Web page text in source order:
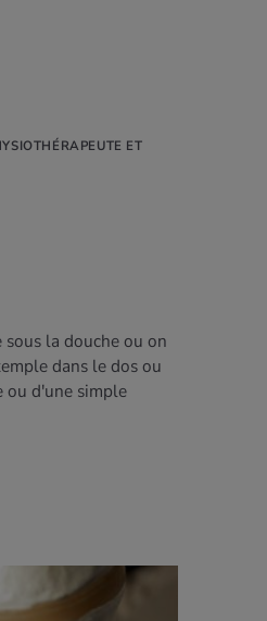
ET
la douche ou on
dans le dos ou
ou d'une simple